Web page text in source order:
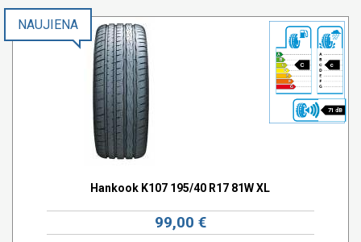
C c
71 dB
NAUJIENA
Hankook K107 195/40 R17 81W XL
99,00 €